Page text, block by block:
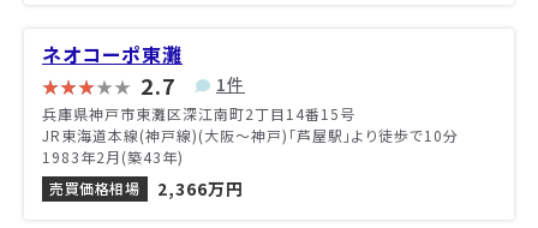
ネオコーポ東灘
2.7 1件
兵庫県神戸市東灘区深江南町2丁目14番15号
JR東海道本線(神戸線)(大阪～神戸)「芦屋駅」より徒歩で10分
1983年2月(築43年)
売買価格相場
2,366万円